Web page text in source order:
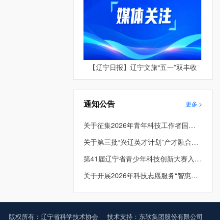
【辽宁日报】辽宁文旅“五一”双丰收
通知公告 更多 >
关于征集2026年青年科技工作者国际和港澳台学术交流资助项目的通知
关于第三批“兴辽英才计划”产才融合平台项目评审结果的公示
第41届辽宁省青少年科技创新大赛入围终评项目公示
关于开展2026年科技志愿服务“智惠行动” 项目申报的通知
版权所有：辽宁省科学技术协会 技术支持：东软集团股份有限公司